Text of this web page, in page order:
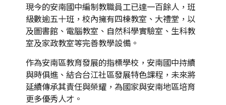
現今的安南國中編制教職員工已達一百餘人，班
級數逾五十班，校內擁有四棟教室、大禮堂，以
及圖書館、電腦教室、自然科學實驗室、生科教
室及家政教室等完善教學設備。
作為安南區教育發展的指標學校，安南國中持續
與時俱進、結合台江社區發展特色課程，未來將
延續傳承其責任與榮耀，為國家與安南地區培育
更多優秀人才。